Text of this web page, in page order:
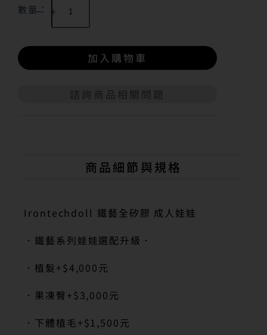
數量：
諮詢商品相關問題
加入購物車
商品細節與規格
Irontechdoll 鐵藝全矽膠 成人娃娃
．鐵藝系列娃娃選配升級．
．植髮+$4,000元
．果凍臀+$3,000元
．下體植毛+$1,500元